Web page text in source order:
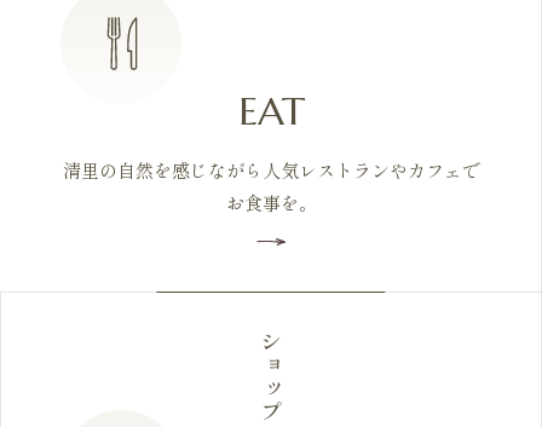
EAT
清里の自然を感じながら人気レストランやカフェで
お食事を。
ショップ